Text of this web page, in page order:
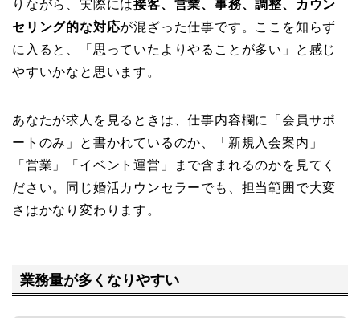
りながら、実際には接客、営業、事務、調整、カウン
セリング的な対応が混ざった仕事です。ここを知らず
に入ると、「思っていたよりやることが多い」と感じ
やすいかなと思います。
あなたが求人を見るときは、仕事内容欄に「会員サポ
ートのみ」と書かれているのか、「新規入会案内」
「営業」「イベント運営」まで含まれるのかを見てく
ださい。同じ婚活カウンセラーでも、担当範囲で大変
さはかなり変わります。
業務量が多くなりやすい